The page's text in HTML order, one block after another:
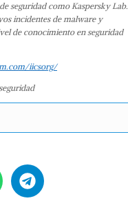
seguridad como Kaspersky Lab.
incidentes de malware y
de conocimiento en seguridad
iicsorg/